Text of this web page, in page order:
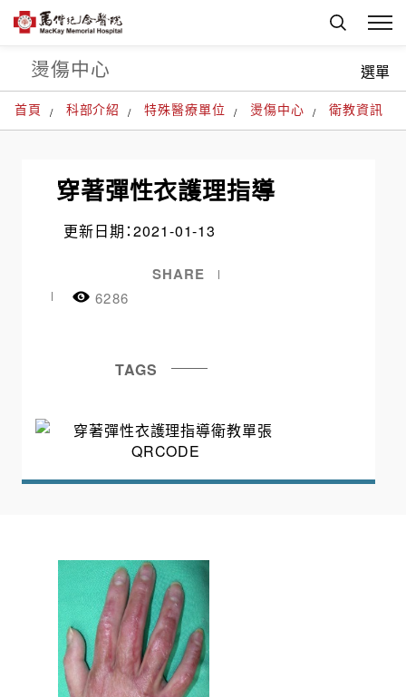
首頁 科部介紹 特殊醫療單位 燙傷中心 衛教資訊
燙傷中心 選單
穿著彈性衣護理指導
更新日期：2021-01-13
6286
SHARE
TAGS